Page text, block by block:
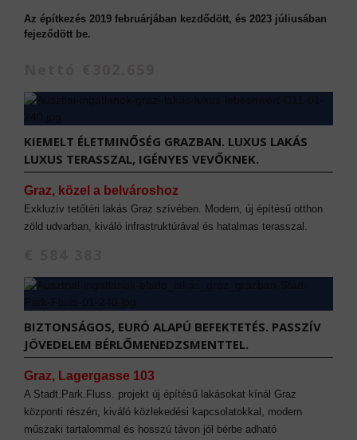
Az építkezés 2019 februárjában kezdődött, és 2023 júliusában
fejeződött be.
KIEMELT ÉLETMINŐSÉG GRAZBAN. LUXUS LAKÁS
LUXUS TERASSZAL, IGÉNYES VEVŐKNEK.
Graz, közel a belvároshoz
Exkluzív tetőtéri lakás Graz szívében. Modern, új építésű otthon
zöld udvarban, kiváló infrastruktúrával és hatalmas terasszal.
BIZTONSÁGOS, EURÓ ALAPÚ BEFEKTETÉS. PASSZÍV
JÖVEDELEM BÉRLŐMENEDZSMENTTEL.
Graz, Lagergasse 103
A Stadt.Park.Fluss. projekt új építésű lakásokat kínál Graz
központi részén, kiváló közlekedési kapcsolatokkal, modern
műszaki tartalommal és hosszú távon jól bérbe adható